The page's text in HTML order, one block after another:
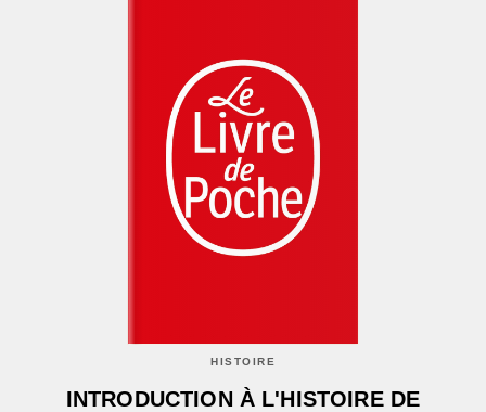
HISTOIRE
INTRODUCTION À L'HISTOIRE DE